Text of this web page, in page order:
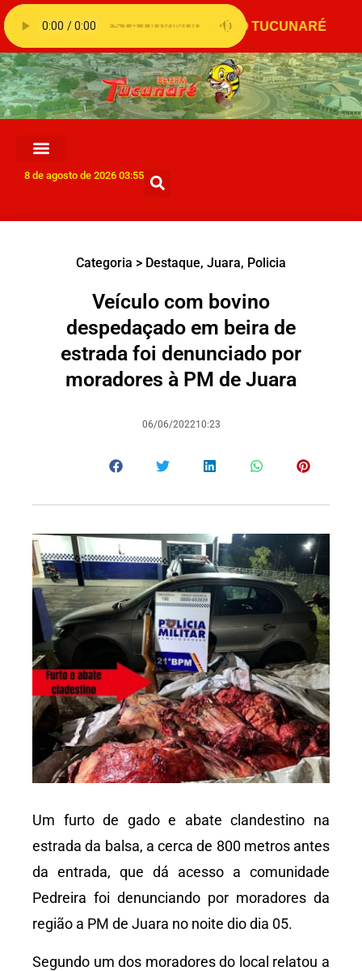
8 de agosto de 2026 03:55
Categoria > Destaque, Juara, Policia
Veículo com bovino
despedaçado em beira de
estrada foi denunciado por
moradores à PM de Juara
06/06/202210:23
Um furto de gado e abate clandestino na
estrada da balsa, a cerca de 800 metros antes
da entrada, que dá acesso a comunidade
Pedreira foi denunciando por moradores da
região a PM de Juara no noite dio dia 05.
Segundo um dos moradores do local relatou a